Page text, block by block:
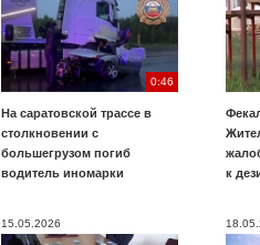
0:46
На саратовской трассе в
столкновении с
большегрузом погиб
водитель иномарки
к
15.05.2026